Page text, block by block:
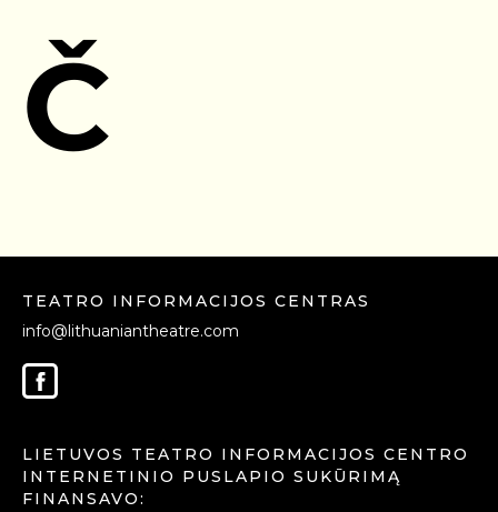
Č
TEATRO INFORMACIJOS CENTRAS
info@lithuaniantheatre.com
LIETUVOS TEATRO INFORMACIJOS CENTRO
INTERNETINIO PUSLAPIO SUKŪRIMĄ
FINANSAVO: